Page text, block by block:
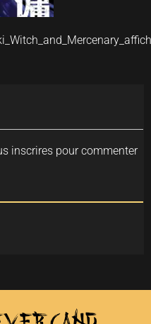
inscrires pour commenter